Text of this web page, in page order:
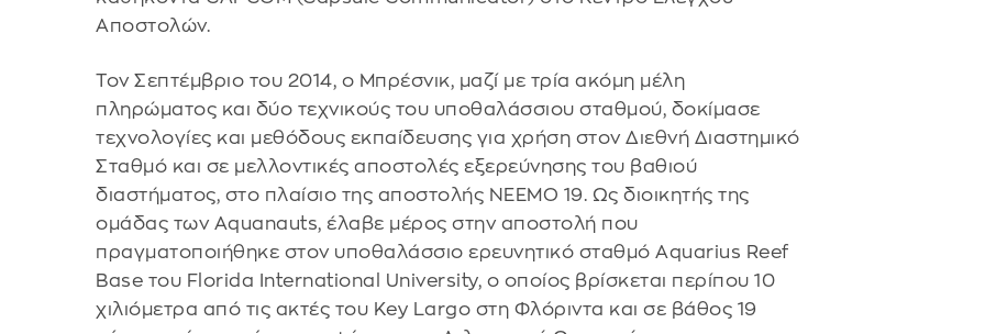
Αποστολών.
Τον Σεπτέμβριο του 2014, ο Μπρέσνικ, μαζί με τρία ακόμη μέλη
πληρώματος και δύο τεχνικούς του υποθαλάσσιου σταθμού, δοκίμασε
τεχνολογίες και μεθόδους εκπαίδευσης για χρήση στον Διεθνή Διαστημικό
Σταθμό και σε μελλοντικές αποστολές εξερεύνησης του βαθιού
διαστήματος, στο πλαίσιο της αποστολής NEEMO 19. Ως διοικητής της
ομάδας των Aquanauts, έλαβε μέρος στην αποστολή που
πραγματοποιήθηκε στον υποθαλάσσιο ερευνητικό σταθμό Aquarius Reef
Base του Florida International University, ο οποίος βρίσκεται περίπου 10
χιλιόμετρα από τις ακτές του Key Largo στη Φλόριντα και σε βάθος 19